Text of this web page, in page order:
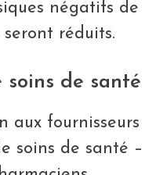
négatifs de
seront réduits.
soins de santé
aux fournisseurs
soins de santé –